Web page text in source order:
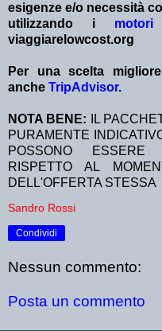
esigenze e/o necessità
utilizzando i
viaggiarelowcost.org
Per una scelta
anche TripAdvisor.
NOTA BENE:
IL
PURAMENTE
POSSONO ESSERE
RISPETTO AL
DELL'OFFERTA STESSA
Sandro Rossi
Condividi
Nessun commento:
Posta un commento